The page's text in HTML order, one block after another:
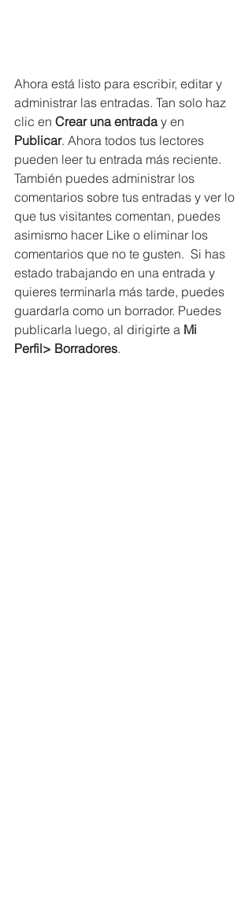
Ahora está listo para escribir, editar y
administrar las entradas. Tan solo haz
clic en Crear una entrada y en
Publicar. Ahora todos tus lectores
pueden leer tu entrada más reciente.
También puedes administrar los
comentarios sobre tus entradas y ver lo
que tus visitantes comentan, puedes
asimismo hacer Like o eliminar los
comentarios que no te gusten.  Si has
estado trabajando en una entrada y
quieres terminarla más tarde, puedes
guardarla como un borrador. Puedes
publicarla luego, al dirigirte a Mi
Perfil> Borradores.